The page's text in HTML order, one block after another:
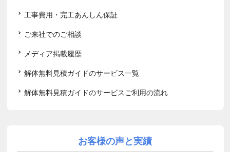
工事費用・完工あんしん保証
ご来社でのご相談
メディア掲載履歴
解体無料見積ガイドのサービス一覧
解体無料見積ガイドのサービスご利用の流れ
お客様の声と実績